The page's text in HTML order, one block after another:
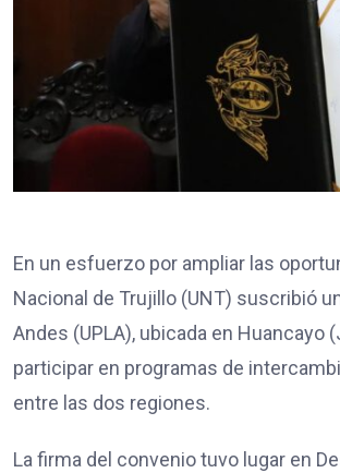
En un esfuerzo por ampliar las
Nacional de Trujillo (UNT) suscribió
Andes (UPLA), ubicada en
participar en programas de
entre las dos regiones.
La firma del convenio tuvo lugar en